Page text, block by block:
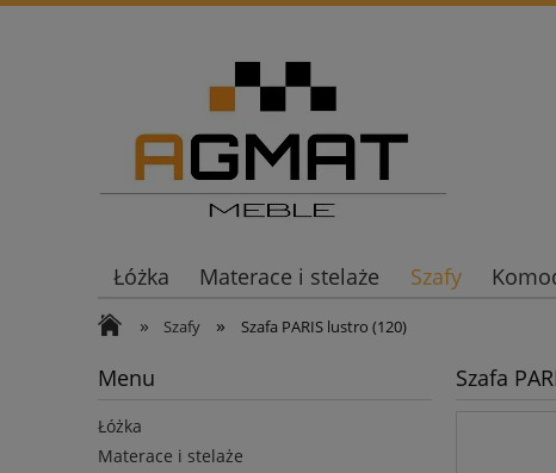
Łóżka Materace i stelaże Szafy
» Szafy » Szafa PARIS lustro (120)
Menu
Łóżka
Materace i stelaże
Szafa